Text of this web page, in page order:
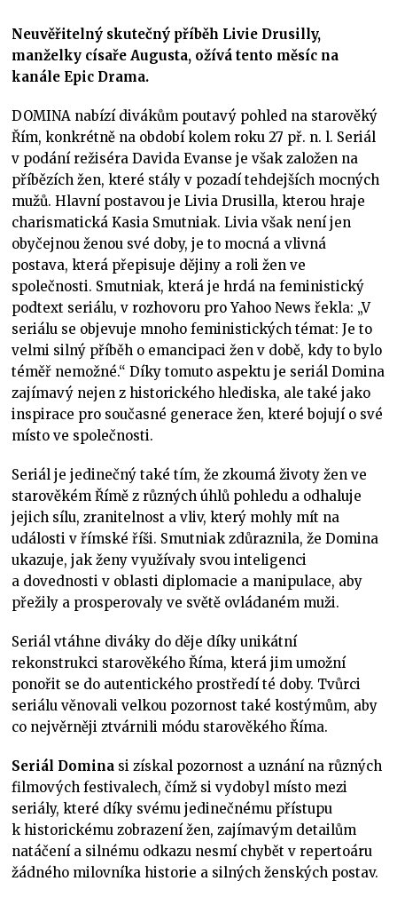
Neuvěřitelný skutečný příběh Livie Drusilly,
manželky císaře Augusta, ožívá tento měsíc na
kanále Epic Drama.
DOMINA nabízí divákům poutavý pohled na starověký
Řím, konkrétně na období kolem roku 27 př. n. l. Seriál
v podání režiséra Davida Evanse je však založen na
příbězích žen, které stály v pozadí tehdejších mocných
mužů. Hlavní postavou je Livia Drusilla, kterou hraje
charismatická Kasia Smutniak. Livia však není jen
obyčejnou ženou své doby, je to mocná a vlivná
postava, která přepisuje dějiny a roli žen ve
společnosti. Smutniak, která je hrdá na feministický
podtext seriálu, v rozhovoru pro Yahoo News řekla: „V
seriálu se objevuje mnoho feministických témat: Je to
velmi silný příběh o emancipaci žen v době, kdy to bylo
téměř nemožné.“ Díky tomuto aspektu je seriál Domina
zajímavý nejen z historického hlediska, ale také jako
inspirace pro současné generace žen, které bojují o své
místo ve společnosti.
Seriál je jedinečný také tím, že zkoumá životy žen ve
starověkém Římě z různých úhlů pohledu a odhaluje
jejich sílu, zranitelnost a vliv, který mohly mít na
události v římské říši. Smutniak zdůraznila, že Domina
ukazuje, jak ženy využívaly svou inteligenci
a dovednosti v oblasti diplomacie a manipulace, aby
přežily a prosperovaly ve světě ovládaném muži.
Seriál vtáhne diváky do děje díky unikátní
rekonstrukci starověkého Říma, která jim umožní
ponořit se do autentického prostředí té doby. Tvůrci
seriálu věnovali velkou pozornost také kostýmům, aby
co nejvěrněji ztvárnili módu starověkého Říma.
Seriál Domina si získal pozornost a uznání na různých
filmových festivalech, čímž si vydobyl místo mezi
seriály, které díky svému jedinečnému přístupu
k historickému zobrazení žen, zajímavým detailům
natáčení a silnému odkazu nesmí chybět v repertoáru
žádného milovníka historie a silných ženských postav.